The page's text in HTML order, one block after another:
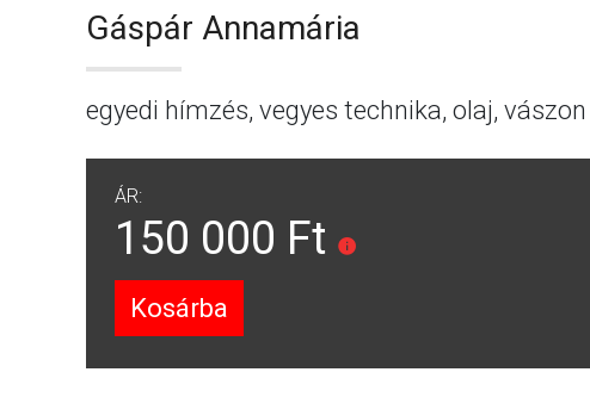
Gáspár Annamária
egyedi hímzés, vegyes technika, olaj, vászon
ÁR:
150 000 Ft
Kosárba